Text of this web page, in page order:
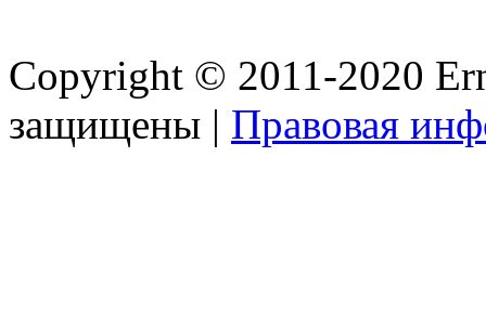
Copyright © 2011-2020
защищены | Правовая